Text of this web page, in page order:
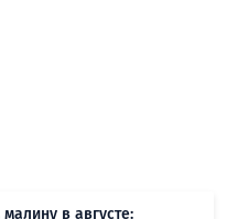
в августе: